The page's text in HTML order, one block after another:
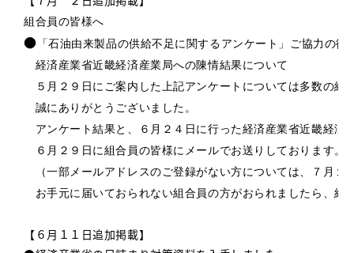
組合員の皆様へ
● 「石油由来製品の供給不足に関するアンケート」ご協力の御
５月２９日にご案内した上記アンケートについては多数の組
誠にありがとうございました。
アンケート結果と、６月２４日に行った経済産業省近畿経済
６月２９日に組合員の皆様にメールでお送りしております。
（一部メールアドレスのご登録がない方については、７月１
お手元に届いておられない組合員の方がおられましたら、組
【６月１１日追加掲載】